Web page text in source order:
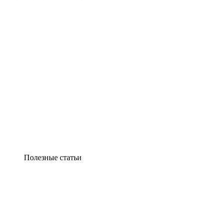
Полезные статьи